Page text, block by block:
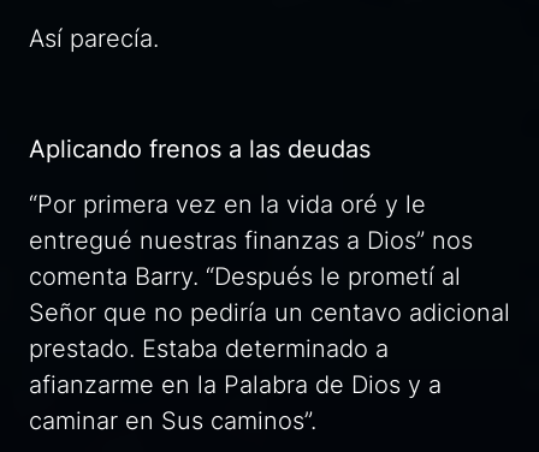
Así parecía.
Aplicando frenos a las deudas
“Por primera vez en la vida oré y le
entregué nuestras finanzas a Dios” nos
comenta Barry. “Después le prometí al
Señor que no pediría un centavo adicional
prestado. Estaba determinado a
afianzarme en la Palabra de Dios y a
caminar en Sus caminos”.